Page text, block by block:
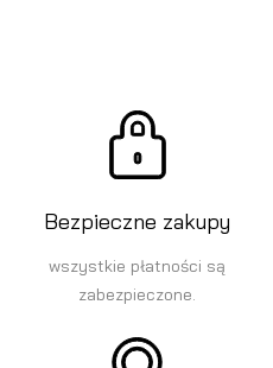
Bezpieczne zakupy
wszystkie płatności są
zabezpieczone.